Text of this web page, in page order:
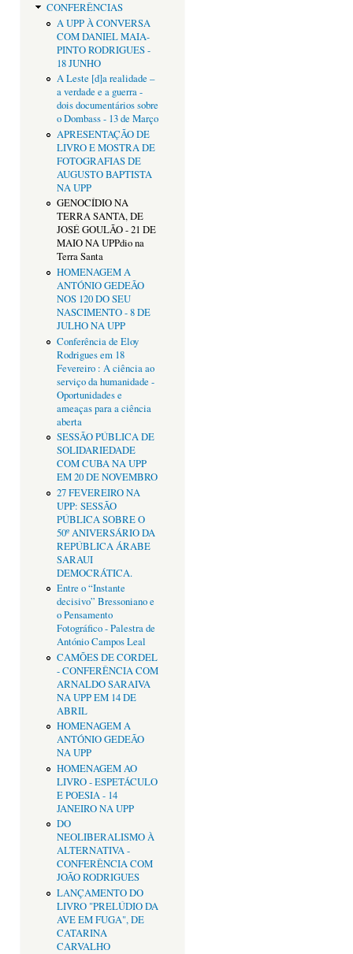
CONFERÊNCIAS
A UPP À CONVERSA
COM DANIEL MAIA-
PINTO RODRIGUES -
18 JUNHO
A Leste [d]a realidade –
a verdade e a guerra -
dois documentários sobre
o Dombass - 13 de Março
APRESENTAÇÃO DE
LIVRO E MOSTRA DE
FOTOGRAFIAS DE
AUGUSTO BAPTISTA
NA UPP
GENOCÍDIO NA
TERRA SANTA, DE
JOSÉ GOULÃO - 21 DE
MAIO NA UPPdio na
Terra Santa
HOMENAGEM A
ANTÓNIO GEDEÃO
NOS 120 DO SEU
NASCIMENTO - 8 DE
JULHO NA UPP
Conferência de Eloy
Rodrigues em 18
Fevereiro : A ciência ao
serviço da humanidade -
Oportunidades e
ameaças para a ciência
aberta
SESSÃO PÚBLICA DE
SOLIDARIEDADE
COM CUBA NA UPP
EM 20 DE NOVEMBRO
27 FEVEREIRO NA
UPP: SESSÃO
PÚBLICA SOBRE O
50º ANIVERSÁRIO DA
REPÚBLICA ÁRABE
SARAUI
DEMOCRÁTICA.
Entre o “Instante
decisivo” Bressoniano e
o Pensamento
Fotográfico - Palestra de
António Campos Leal
CAMÕES DE CORDEL
- CONFERÊNCIA COM
ARNALDO SARAIVA
NA UPP EM 14 DE
ABRIL
HOMENAGEM A
ANTÓNIO GEDEÃO
NA UPP
HOMENAGEM AO
LIVRO - ESPETÁCULO
E POESIA - 14
JANEIRO NA UPP
DO
NEOLIBERALISMO À
ALTERNATIVA -
CONFERÊNCIA COM
JOÃO RODRIGUES
LANÇAMENTO DO
LIVRO "PRELÚDIO DA
AVE EM FUGA", DE
CATARINA
CARVALHO